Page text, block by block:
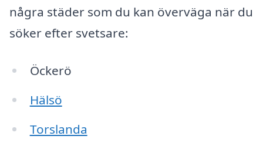
några städer som du kan överväga när du
söker efter svetsare:
Öckerö
Hälsö
Torslanda